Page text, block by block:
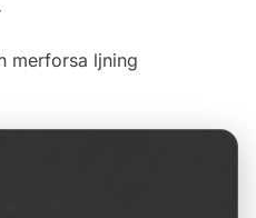
merforsa ljning